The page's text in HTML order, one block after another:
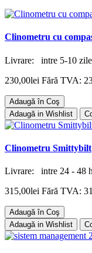
Clinometru cu
Livrare: intre 5-10 zile
230,00lei Fără TVA:
Adaugă în Coş
Adaugă in Wishlist
Clinometru Smittybilt
Livrare: intre 24 - 48
315,00lei Fără TVA:
Adaugă în Coş
Adaugă in Wishlist